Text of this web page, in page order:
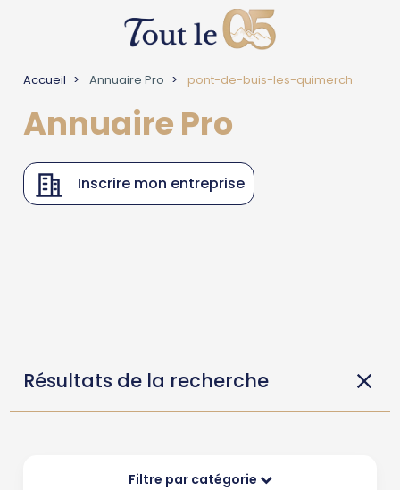
Accueil Annuaire Pro pont-de-buis-les-quimerch
Annuaire Pro
Inscrire mon entreprise
Résultats de la recherche
Filtre par catégorie